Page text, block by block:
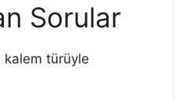
Sorular
kalem türüyle